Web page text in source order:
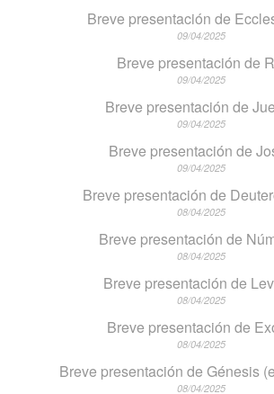
Breve presentación de
09/04/2025
Breve presentación de
09/04/2025
Breve presentación de
09/04/2025
Breve presentación de
09/04/2025
Breve presentación de
08/04/2025
Breve presentación de
08/04/2025
Breve presentación de
08/04/2025
Breve presentación de
08/04/2025
Breve presentación de Génesis
08/04/2025